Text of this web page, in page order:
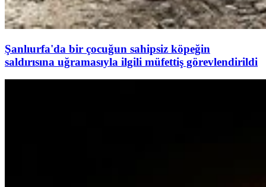
Şanlıurfa'da bir çocuğun sahipsiz köpeğin
saldırısına uğramasıyla ilgili müfettiş görevlendirildi